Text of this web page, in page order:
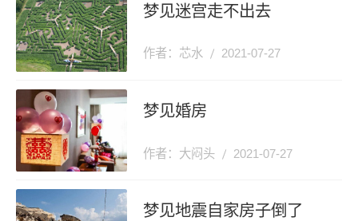
梦见迷宫走不出去
作者：芯水 2021-07-27
梦见婚房
作者：大闷头 2021-07-27
梦见地震自家房子倒了